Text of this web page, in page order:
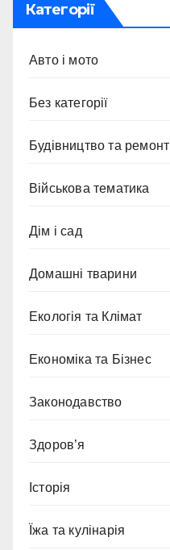
Категорії
Авто і мото
Без категорії
Будівництво та ремонт
Військова тематика
Дім і сад
Домашні тварини
Екологія та Клімат
Економіка та Бізнес
Законодавство
Здоров’я
Історія
Їжа та кулінарія